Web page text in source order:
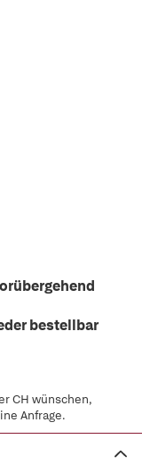
bestellbar
CH wünschen,
Anfrage.